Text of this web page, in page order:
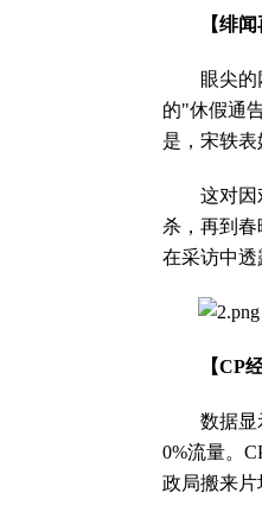
【绯
眼尖的网
的"休假通
是，宋轶
这对因戏
杀，再到
在采访中透
【CP
数据显示
0%流量。
政局搬来片